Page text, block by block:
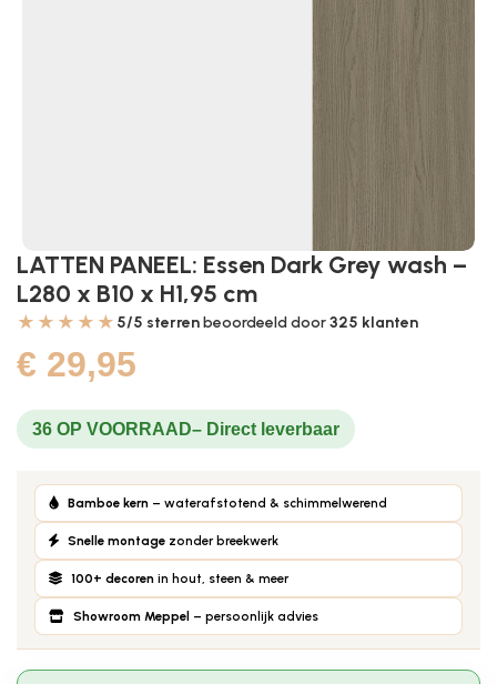
LATTEN PANEEL: Essen Dark Grey wash –
L280 x B10 x H1,95 cm
★★★★★ 5/5 sterrenbeoordeeld door325 klanten
€ 29,95
36 OP VOORRAAD
Bamboe kern – waterafstotend & schimmelwerend
Snelle montage zonder breekwerk
100+ decoren in hout, steen & meer
Showroom Meppel – persoonlijk advies